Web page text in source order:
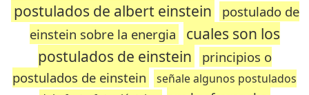
postulados de albert einstein
postulado de
einstein sobre la energia
cuales son los
postulados de einstein
principios o
postulados de einstein
señale algunos postulados